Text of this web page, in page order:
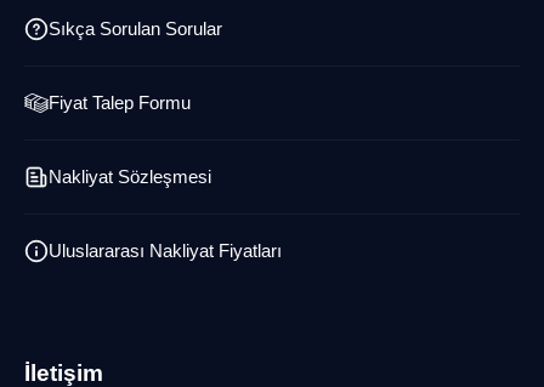
Sıkça Sorulan Sorular
Fiyat Talep Formu
Nakliyat Sözleşmesi
Uluslararası Nakliyat Fiyatları
İletişim